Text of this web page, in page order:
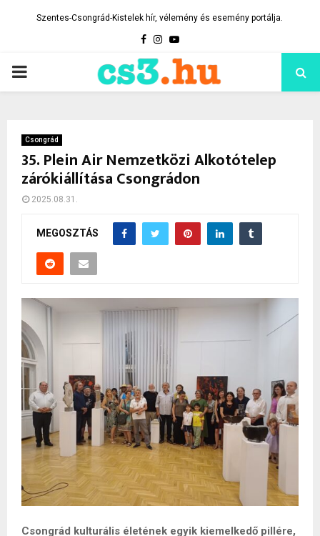
Szentes-Csongrád-Kistelek hír, vélemény és esemény portálja.
Facebook
Instagram
Youtube
PRIMARY
Csongrád
35. Plein Air Nemzetközi Alkotótelep
zárókiállítása Csongrádon
2025.08.31.
MEGOSZTÁS
Csongrád kulturális életének egyik kiemelkedő pillére,